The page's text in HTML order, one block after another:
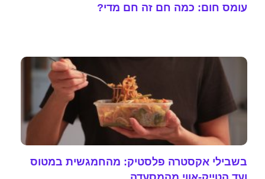
עומס חום: כמה חם זה חם מדי?
בשבילי אקסטרה פלסטיק: מהחמגשית במטוס